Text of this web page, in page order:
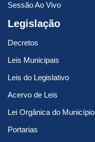
Sessão Ao Vivo
Legislação
Decretos
Leis Municipais
Leis do Legislativo
Acervo de Leis
Lei Orgânica do Município
Portarias